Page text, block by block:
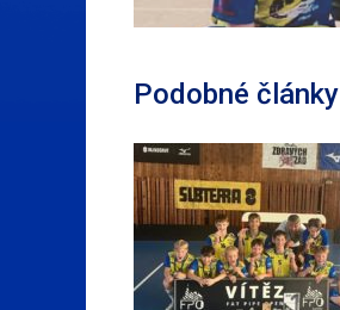
Podobné články